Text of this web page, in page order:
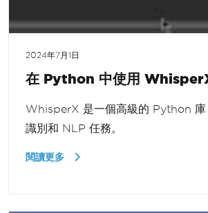
2024年7月1日
在 Python 中使用
WhisperX 是一個高級的 Python 庫
識別和 NLP 任務。
閱讀更多